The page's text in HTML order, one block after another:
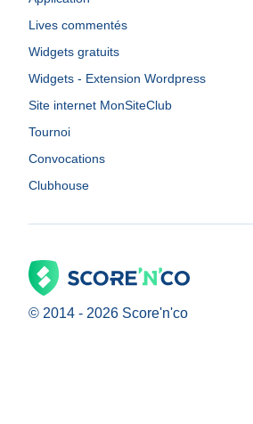
Lives commentés
Widgets gratuits
Widgets - Extension Wordpress
Site internet MonSiteClub
Tournoi
Convocations
Clubhouse
© 2014 - 2026 Score'n'co